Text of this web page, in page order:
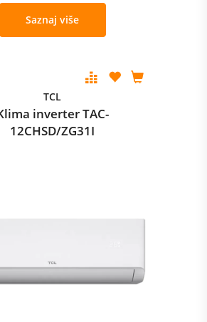
Saznaj više
TCL
inverter TAC-
12CHSD/ZG31I